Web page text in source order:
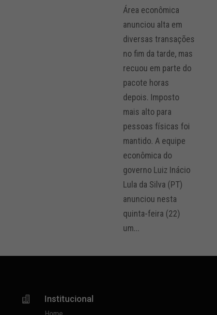
Área econômica
anunciou alta em
diversas transações
no fim da tarde, mas
recuou em parte do
pacote horas
depois. Imposto
mais alto para
pessoas físicas foi
mantido. A equipe
econômica do
governo Luiz Inácio
Lula da Silva (PT)
anunciou nesta
quinta-feira (22)
um...
 Institucional